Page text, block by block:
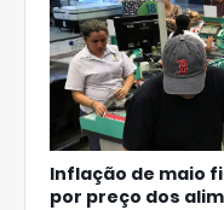
Inflação de maio
por preço dos